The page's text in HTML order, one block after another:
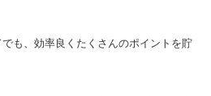
も、効率良くたくさんのポイントを貯